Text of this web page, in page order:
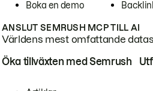
Boka en demo
ANSLUT SEMRUSH MCP TILL AI
Världens mest omfattande
Öka tillväxten med Semrush